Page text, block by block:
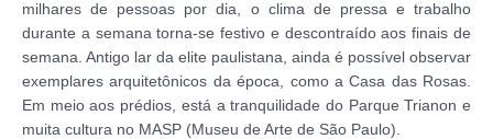
milhares de pessoas por dia, o clima de pressa e trabalho
durante a semana torna-se festivo e descontraído aos finais de
semana. Antigo lar da elite paulistana, ainda é possível observar
exemplares arquitetônicos da época, como a Casa das Rosas.
Em meio aos prédios, está a tranquilidade do Parque Trianon e
muita cultura no MASP (Museu de Arte de São Paulo).